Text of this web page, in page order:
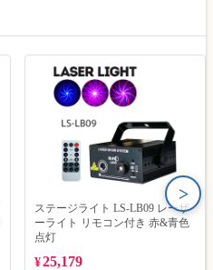
ステージライト LS-LB09 レーザ
ーライト リモコン付き 赤&青色
点灯
¥25,179
>